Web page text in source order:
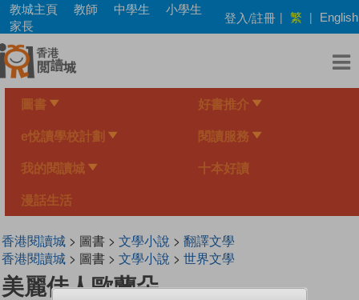
Skip
main
content
教城主頁 教師 中學生
小學生
家長
登入/註冊 | 繁 | English
圖書 好書推介
e悅讀學校計劃 閱讀服務
我的閱讀城 十本好讀
漫話生活
香港閱讀城> 圖書 > 文學小說 > 翻譯文學
香港閱讀城> 圖書 > 文學小說 > 世界文學
美麗佳人歐蘭朵